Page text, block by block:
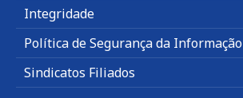
Integridade
Política de Segurança da Informação
Sindicatos Filiados